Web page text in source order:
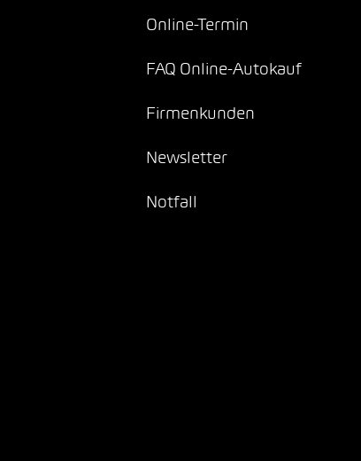
Online-Termin
FAQ Online-Autokauf
Firmenkunden
Newsletter
Notfall